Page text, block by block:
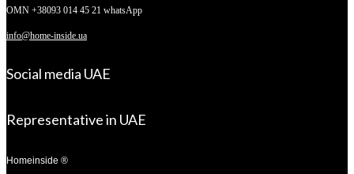
OMN +38093 014 45 21 whatsApp
info@home-inside.ua
Social media UAE
Representative in UAE
Homeinside ®